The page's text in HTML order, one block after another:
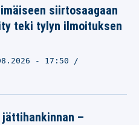
siirtosaagaan
teki tylyn ilmoituksen
- 17:50
–